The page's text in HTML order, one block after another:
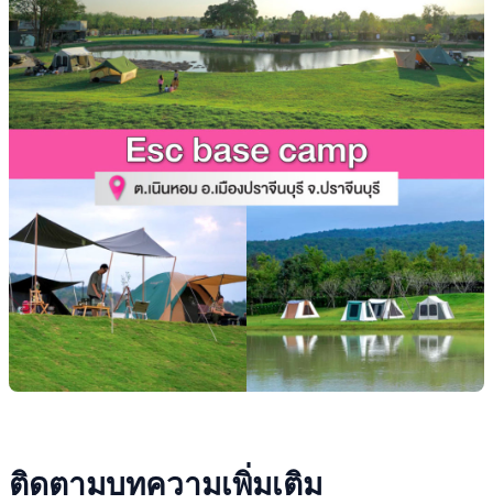
ติดตามบทความเพิ่มเติม